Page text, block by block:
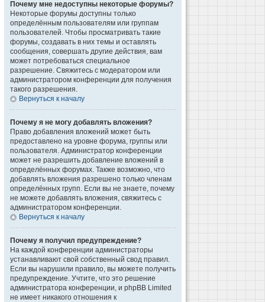
Почему мне недоступны некоторые форумы?
Некоторые форумы доступны только
определённым пользователям или группам
пользователей. Чтобы просматривать такие
форумы, создавать в них темы и оставлять
сообщения, совершать другие действия, вам
может потребоваться специальное
разрешение. Свяжитесь с модератором или
администратором конференции для получения
такого разрешения.
Вернуться к началу
Почему я не могу добавлять вложения?
Право добавления вложений может быть
предоставлено на уровне форума, группы или
пользователя. Администратор конференции
может не разрешить добавление вложений в
определённых форумах. Также возможно, что
добавлять вложения разрешено только членам
определённых групп. Если вы не знаете, почему
не можете добавлять вложения, свяжитесь с
администратором конференции.
Вернуться к началу
Почему я получил предупреждение?
На каждой конференции администраторы
устанавливают свой собственный свод правил.
Если вы нарушили правило, вы можете получить
предупреждение. Учтите, что это решение
администратора конференции, и phpBB Limited
не имеет никакого отношения к